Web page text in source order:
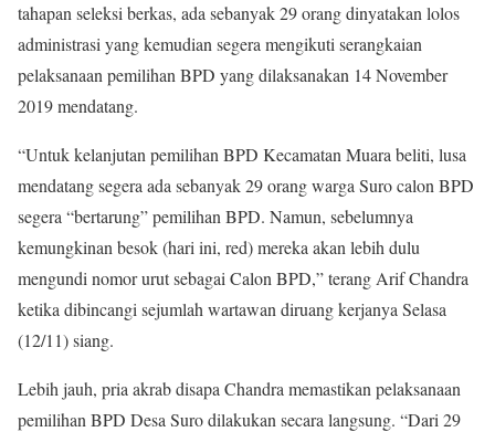
tahapan seleksi berkas, ada sebanyak 29 orang dinyatakan lolos
administrasi yang kemudian segera mengikuti serangkaian
pelaksanaan pemilihan BPD yang dilaksanakan 14 November
2019 mendatang.
“Untuk kelanjutan pemilihan BPD Kecamatan Muara beliti, lusa
mendatang segera ada sebanyak 29 orang warga Suro calon BPD
segera “bertarung” pemilihan BPD. Namun, sebelumnya
kemungkinan besok (hari ini, red) mereka akan lebih dulu
mengundi nomor urut sebagai Calon BPD,” terang Arif Chandra
ketika dibincangi sejumlah wartawan diruang kerjanya Selasa
(12/11) siang.
Lebih jauh, pria akrab disapa Chandra memastikan pelaksanaan
pemilihan BPD Desa Suro dilakukan secara langsung. “Dari 29